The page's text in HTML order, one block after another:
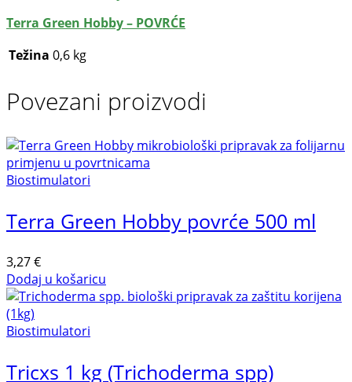
Terra Green Hobby – POVRĆE
Težina 0,6 kg
Povezani proizvodi
Biostimulatori
Terra Green Hobby povrće 500 ml
3,27€
Dodaj u košaricu
Biostimulatori
Tricxs 1 kg (Trichoderma spp)